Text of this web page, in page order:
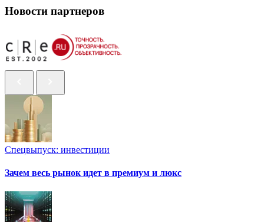
Новости партнеров
Спецвыпуск: инвестиции
Зачем весь рынок идет в премиум и люкс